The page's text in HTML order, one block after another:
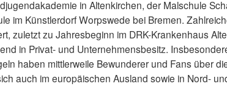
in Altenkirchen, der Malschule
im Künstlerdorf Worpswede bei Bremen.
zuletzt zu Jahresbeginn im DRK-Krankenhaus
in Privat- und Unternehmensbesitz.
haben mittlerweile Bewunderer und Fans über
auch im europäischen Ausland sowie in Nord-